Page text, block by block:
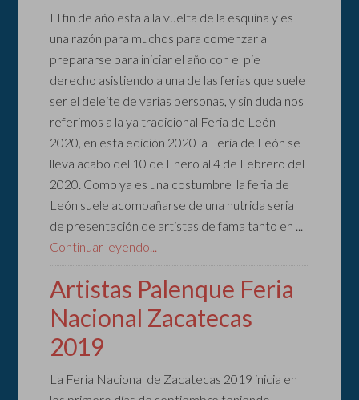
El fin de año esta a la vuelta de la esquina y es
una razón para muchos para comenzar a
prepararse para iniciar el año con el pie
derecho asistiendo a una de las ferias que suele
ser el deleite de varias personas, y sin duda nos
referimos a la ya tradicional Feria de León
2020, en esta edición 2020 la Feria de León se
lleva acabo del 10 de Enero al 4 de Febrero del
2020. Como ya es una costumbre la feria de
León suele acompañarse de una nutrida seria
de presentación de artistas de fama tanto en ...
Continuar leyendo...
Artistas Palenque Feria
Nacional Zacatecas
2019
La Feria Nacional de Zacatecas 2019 inicia en